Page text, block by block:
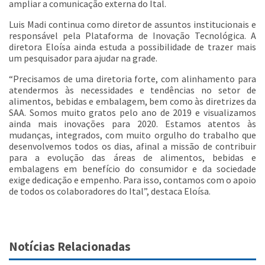
ampliar a comunicação externa do Ital.
Luis Madi continua como diretor de assuntos institucionais e
responsável pela Plataforma de Inovação Tecnológica. A
diretora Eloísa ainda estuda a possibilidade de trazer mais
um pesquisador para ajudar na grade.
“Precisamos de uma diretoria forte, com alinhamento para
atendermos às necessidades e tendências no setor de
alimentos, bebidas e embalagem, bem como às diretrizes da
SAA. Somos muito gratos pelo ano de 2019 e visualizamos
ainda mais inovações para 2020. Estamos atentos às
mudanças, integrados, com muito orgulho do trabalho que
desenvolvemos todos os dias, afinal a missão de contribuir
para a evolução das áreas de alimentos, bebidas e
embalagens em benefício do consumidor e da sociedade
exige dedicação e empenho. Para isso, contamos com o apoio
de todos os colaboradores do Ital”, destaca Eloísa.
Notícias Relacionadas